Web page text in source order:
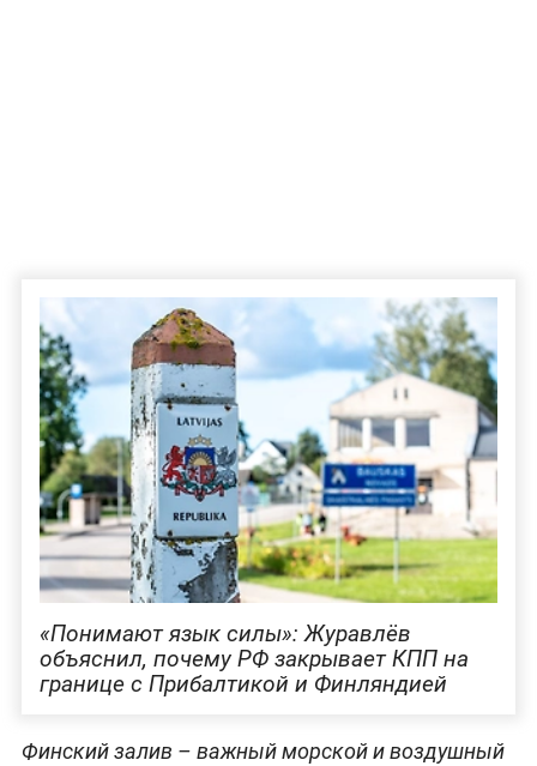
«Понимают язык силы»: Журавлёв
объяснил, почему РФ закрывает КПП на
границе с Прибалтикой и Финляндией
Финский залив – важный морской и воздушный